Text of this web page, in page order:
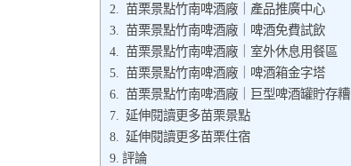
苗栗景點竹南啤酒廠｜產品推廣中心
苗栗景點竹南啤酒廠｜啤酒免費試飲
苗栗景點竹南啤酒廠｜室外休息用餐區
苗栗景點竹南啤酒廠｜啤酒箱金字塔
苗栗景點竹南啤酒廠｜巨型啤酒罐貯存糟
延伸閱讀更多苗栗景點
延伸閱讀更多苗栗住宿
評論